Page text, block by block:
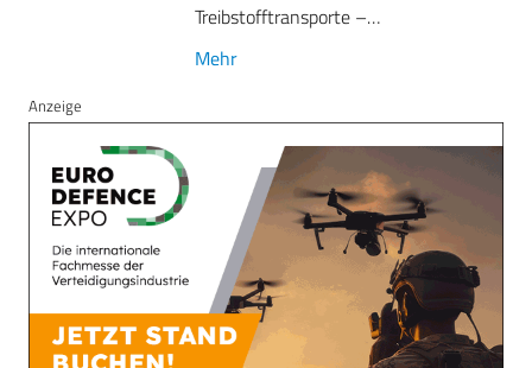
Treibstofftransporte –…
Mehr
Anzeige